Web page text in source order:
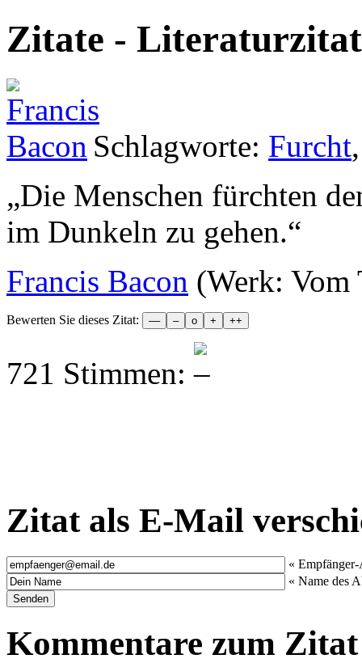
Zitate -
Schlagworte: Furcht
„Die Menschen fürchten
im Dunkeln zu gehen.“
Francis Bacon (Werk: Vom
Bewerten Sie dieses Zitat:
721 Stimmen:
Zitat als E-Mail
« Empfänger-
« Name des
Kommentare zum Zitat